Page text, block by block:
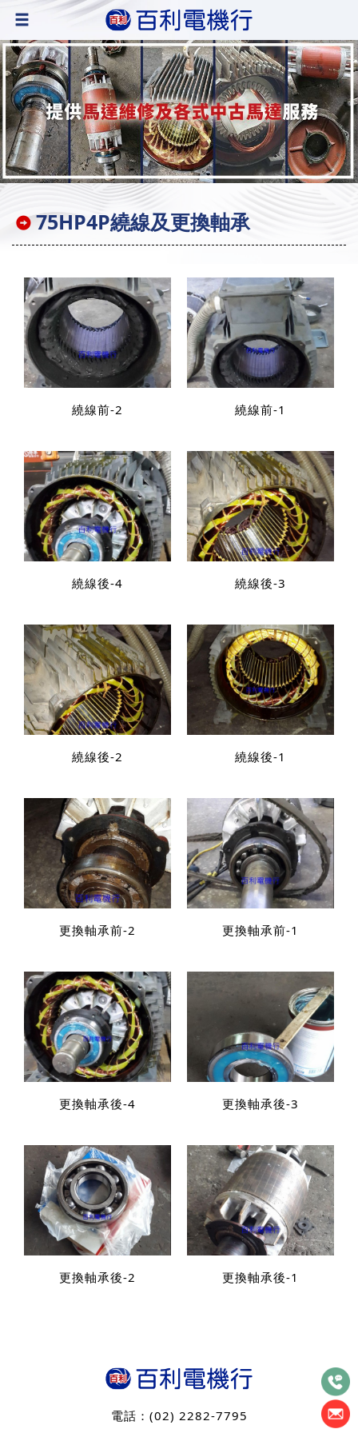
75HP4P繞線及更換軸承
繞線前-2 繞線前-1
繞線後-4 繞線後-3
繞線後-2 繞線後-1
更換軸承前-2 更換軸承前-1
更換軸承後-4 更換軸承後-3
更換軸承後-2 更換軸承後-1
電話： (02) 2282-7795